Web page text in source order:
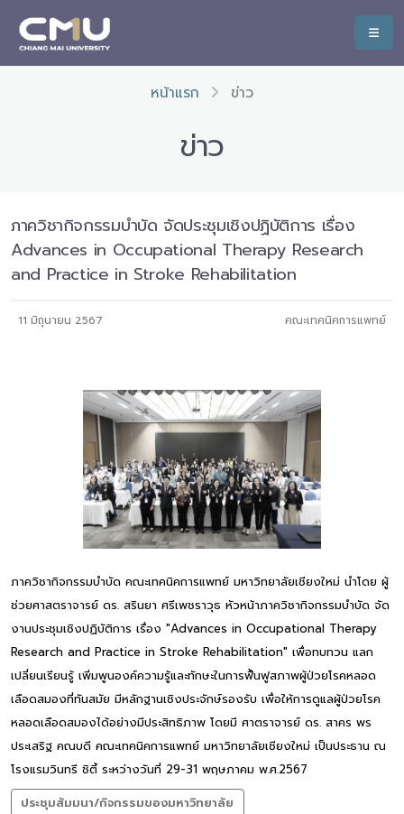
หน้าแรก ข่าว
ข่าว
ภาควิชากิจกรรมบำบัด จัดประชุมเชิงปฏิบัติการ เรื่อง
Advances in Occupational Therapy Research
and Practice in Stroke Rehabilitation
11 มิถุนายน 2567 คณะเทคนิคการแพทย์
ภาควิชากิจกรรมบำบัด คณะเทคนิคการแพทย์ มหาวิทยาลัยเชียงใหม่ นำโดย ผู้
ช่วยศาสตราจารย์ ดร. สรินยา ศรีเพชราวุธ หัวหน้าภาควิชากิจกรรมบำบัด จัด
งานประชุมเชิงปฏิบัติการ เรื่อง "Advances in Occupational Therapy
Research and Practice in Stroke Rehabilitation" เพื่อทบทวน แลก
เปลี่ยนเรียนรู้ เพิ่มพูนองค์ความรู้และทักษะในการฟื้นฟูสภาพผู้ป่วยโรคหลอด
เลือดสมองที่ทันสมัย มีหลักฐานเชิงประจักษ์รองรับ เพื่อให้การดูแลผู้ป่วยโรค
หลอดเลือดสมองได้อย่างมีประสิทธิภาพ โดยมี ศาตราจารย์ ดร. สาคร พร
ประเสริฐ คณบดี คณะเทคนิคการแพทย์ มหาวิทยาลัยเชียงใหม่ เป็นประธาน ณ
โรงแรมวินทรี ชิตี้ ระหว่างวันที่ 29-31 พฤษภาคม พ.ศ.2567
ประชุมสัมมนา/กิจกรรมของมหาวิทยาลัย